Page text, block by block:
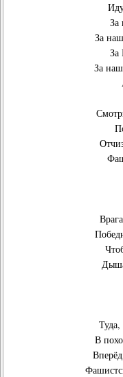
За
За
За
За
Туда,
В